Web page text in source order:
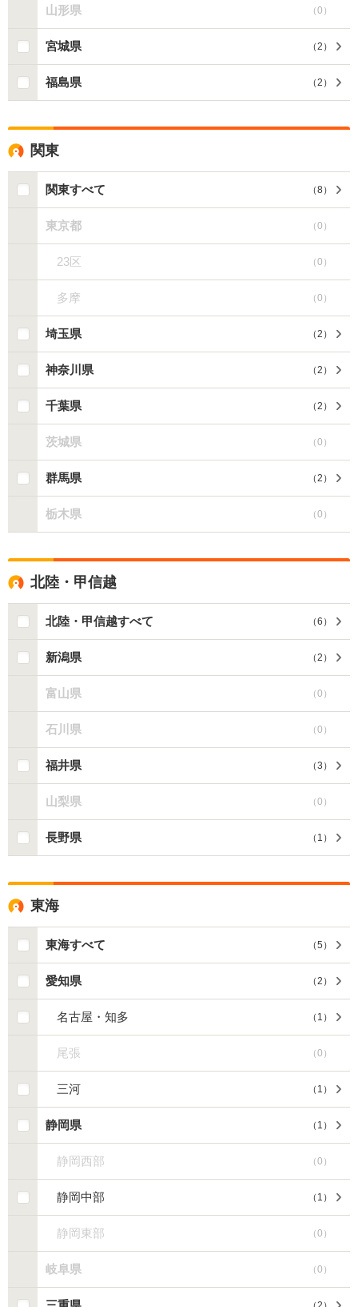
山形県 （0 ）
宮城県 （2 ）
福島県 （2 ）
関東
関東すべて （8）
東京都 （0 ）
23区 （0 ）
多摩 （0 ）
埼玉県 （2 ）
神奈川県 （2 ）
千葉県 （2 ）
茨城県 （0 ）
群馬県 （2 ）
栃木県 （0 ）
北陸・甲信越
北陸・甲信越すべて （6 ）
新潟県 （2 ）
富山県 （0 ）
石川県 （0 ）
福井県 （3 ）
山梨県 （0 ）
長野県 （ 1 ）
東海
東海すべて （5 ）
愛知県 （2 ）
名古屋・知多 （ 1 ）
尾張 （0 ）
三河 （ 1 ）
静岡県 （ 1 ）
静岡西部 （0 ）
静岡中部 （ 1 ）
静岡東部 （0 ）
岐阜県 （0 ）